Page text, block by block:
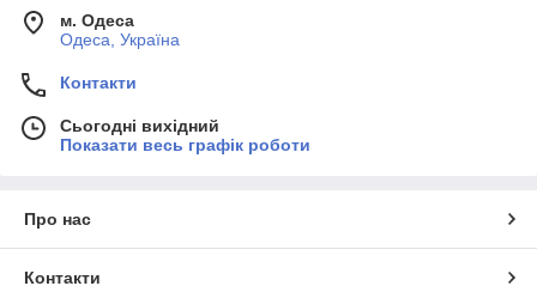
м. Одеса
Одеса, Україна
Контакти
Сьогодні вихідний
Показати весь графік роботи
Про нас
Контакти